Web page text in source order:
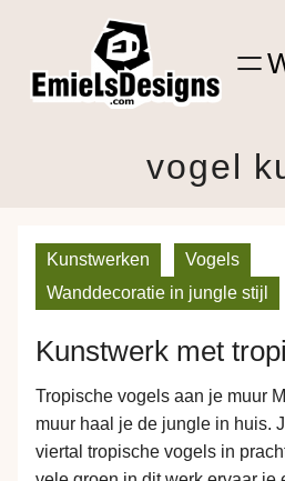
inhoud
vogel
Kunstwerken
Vogels
Wanddecoratie in jungle stijl
Kunstwerk met
Tropische vogels aan je muur
muur haal je de jungle in huis.
viertal tropische vogels in